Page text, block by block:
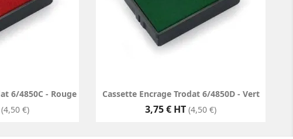
6/4850C - Rouge
(4,50 €)
Cassette Encrage Trodat 6/4850D - Vert
Prix
3,75 € HT (4,50 €)